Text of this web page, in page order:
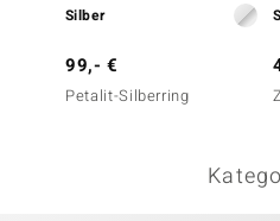
Silber
99,- €
Petalit-Silberring